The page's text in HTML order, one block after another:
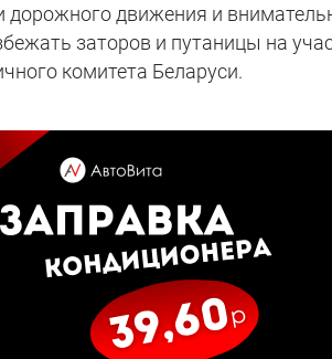
дорожного движения и
заторов и путаницы на
комитета Беларуси.